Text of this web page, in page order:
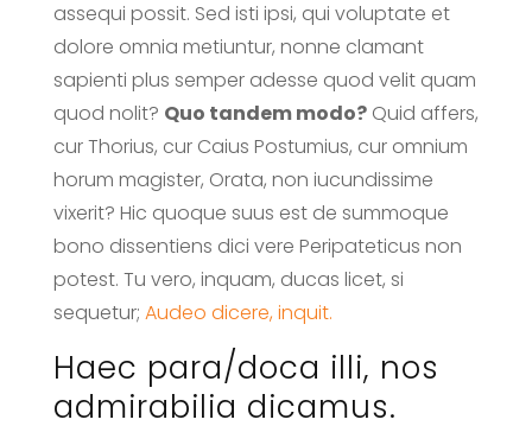
assequi possit. Sed isti ipsi, qui voluptate et
dolore omnia metiuntur, nonne clamant
sapienti plus semper adesse quod velit quam
quod nolit? Quo tandem modo?Quid affers,
cur Thorius, cur Caius Postumius, cur omnium
horum magister, Orata, non iucundissime
vixerit? Hic quoque suus est de summoque
bono dissentiens dici vere Peripateticus non
potest. Tu vero, inquam, ducas licet, si
sequetur; Audeo dicere, inquit.
Haec para/doca illi, nos
admirabilia dicamus.